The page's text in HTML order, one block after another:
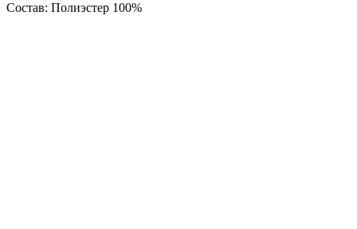
Состав: Полиэстер 100%